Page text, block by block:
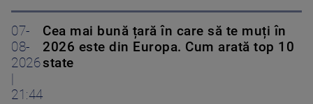
07-
08-
2026
21:44
Cea mai bună țară în care să te muți în
2026 este din Europa. Cum arată top 10
state